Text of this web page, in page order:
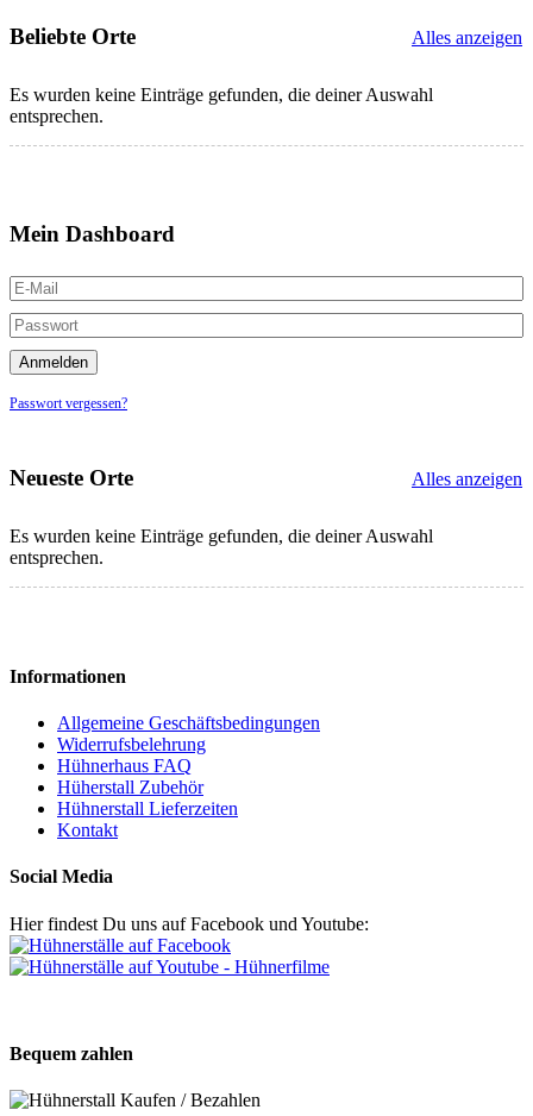
Beliebte Orte Alles anzeigen
Es wurden keine Einträge gefunden, die deiner Auswahl
entsprechen.
Mein Dashboard
Passwort vergessen?
Neueste Orte Alles anzeigen
Es wurden keine Einträge gefunden, die deiner Auswahl
entsprechen.
Informationen
Allgemeine Geschäftsbedingungen
Widerrufsbelehrung
Hühnerhaus FAQ
Hüherstall Zubehör
Hühnerstall Lieferzeiten
Kontakt
Social Media
Hier findest Du uns auf Facebook und Youtube:
Bequem zahlen